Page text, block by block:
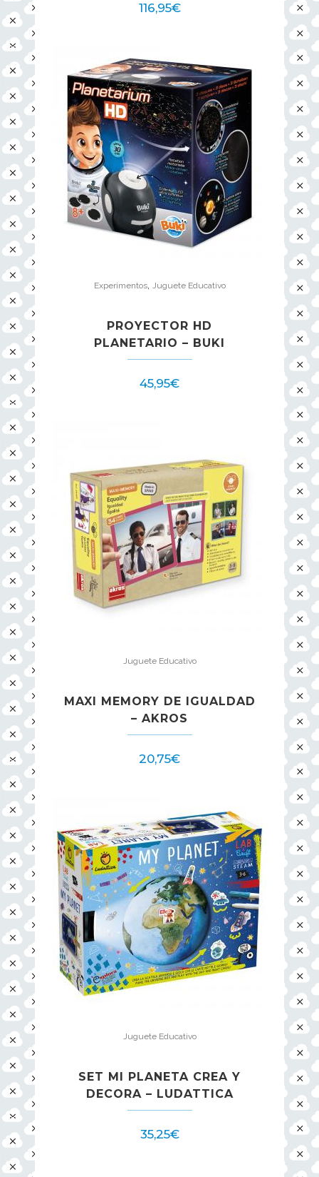
116,95€
Experimentos, Juguete Educativo
PROYECTOR HD
PLANETARIO – BUKI
45,95€
Juguete Educativo
MAXI MEMORY DE IGUALDAD
– AKROS
20,75€
Juguete Educativo
SET MI PLANETA CREA Y
DECORA – LUDATTICA
35,25€